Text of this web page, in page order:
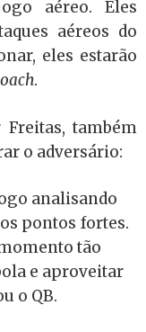
aéreo. Eles
aéreos do
eles estarão
.
também
o adversário:
analisando
pontos fortes.
tão
e aproveitar
o QB.